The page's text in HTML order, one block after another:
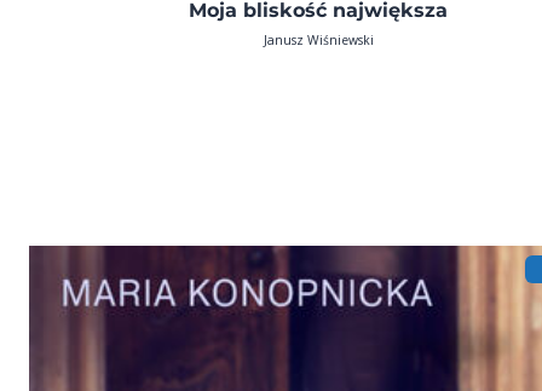
Moja bliskość największa
Janusz Wiśniewski